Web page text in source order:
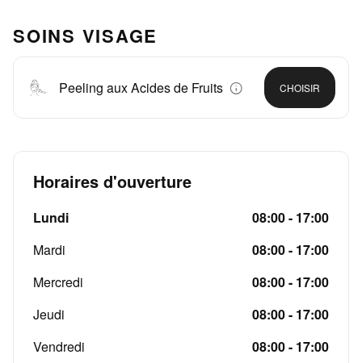
SOINS VISAGE
Peeling aux Acides de Fruits CHOISIR
Horaires d'ouverture
Lundi
08:00 - 17:00
Mardi
08:00 - 17:00
Mercredi
08:00 - 17:00
Jeudi
08:00 - 17:00
Vendredi
08:00 - 17:00